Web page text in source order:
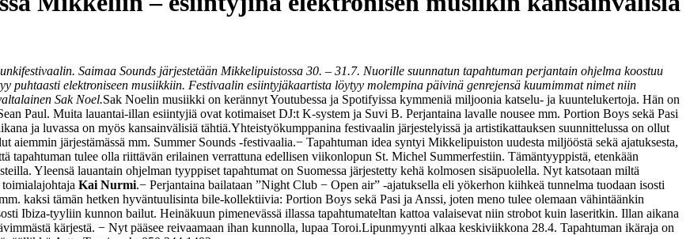
Saimaa Sounds järjestetään Mikkelipuistossa 30. – 31.7. Nuorille suunnatun tapahtuman perjantain ohjelma koostuu
puhtaasti elektroniseen musiikkiin. Festivaalin esiintyjäkaartista löytyy molempina päivinä genrejensä kuumimmat nimet niin
Sak Noel.Sak Noelin musiikki on kerännyt Youtubessa ja Spotifyissa kymmeniä miljoonia katselu- ja kuuntelukertoja. Hän on
Paul. Muita lauantai-illan esiintyjiä ovat kotimaiset DJ:t K-system ja Suvi B. Perjantaina lavalle nousee mm. Portion Boys sekä Pasi
ja luvassa on myös kansainvälisiä tähtiä.Yhteistyökumppanina festivaalin järjestelyissä ja artistikattauksen suunnittelussa on ollut
järjestämässä mm. Summer Sounds -festivaalia.− Tapahtuman idea syntyi Mikkelipuiston uudesta miljööstä sekä ajatuksesta,
tapahtuman tulee olla riittävän erilainen verrattuna edellisen viikonlopun St. Michel Summerfestiin. Tämäntyyppistä, etenkään
Yleensä lauantain ohjelman tyyppiset tapahtumat on Suomessa järjestetty kehä kolmosen sisäpuolella. Nyt katsotaan miltä
Kai Nurmi.− Perjantaina bailataan ”Night Club − Open air” -ajatuksella eli yökerhon kiihkeä tunnelma tuodaan isosti
kaksi tämän hetken hyväntuulisinta bile-kollektiivia: Portion Boys sekä Pasi ja Anssi, joten meno tulee olemaan vähintäänkin
Ibiza-tyyliin kunnon bailut. Heinäkuun pimenevässä illassa tapahtumateltan kattoa valaisevat niin strobot kuin laseritkin. Illan aikana
kärjestä. − Nyt pääsee reivaamaan ihan kunnolla, lupaa Toroi.Lipunmyynti alkaa keskiviikkona 28.4. Tapahtuman ikäraja on